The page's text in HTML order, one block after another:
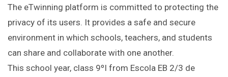
The eTwinning platform is committed to protecting the
privacy of its users. It provides a safe and secure
environment in which schools, teachers, and students
can share and collaborate with one another.
This school year, class 9ºI from Escola EB 2/3 de